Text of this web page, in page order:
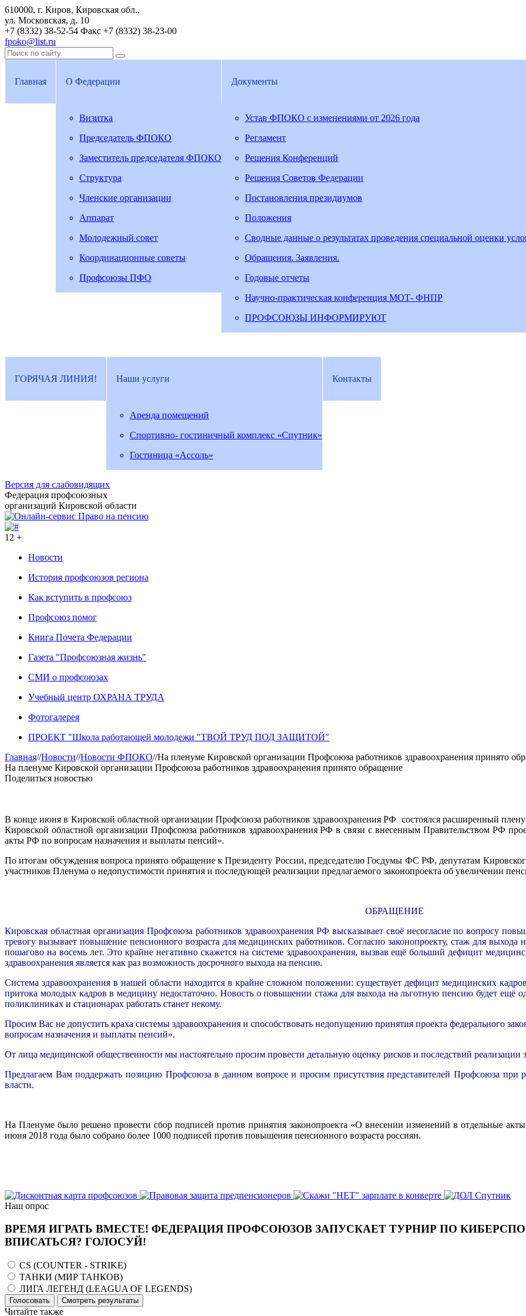
610000, г. Киров, Кировская обл.,
ул. Московская, д. 10
+7 (8332) 38-52-54 Факс +7 (8332) 38-23-00
fpoko@list.ru
Главная О Федерации
Визитка
Председатель ФПОКО
Заместитель председателя ФПОКО
Структура
Членские организации
Аппарат
Молодежный совет
Координационные советы
Профсоюзы ПФО
Документы
Устав ФПОКО с изменениями от 2026 года
Регламент
Решения Конференций
Решения Советов Федерации
Постановления президиумов
Положения
Сводные данные о результатах проведения специальной оценки
Обращения. Заявления.
Годовые отчеты
Научно-практическая конференция МОТ- ФНПР
ПРОФСОЮЗЫ ИНФОРМИРУЮТ
ГОРЯЧАЯ ЛИНИЯ! Наши услуги
Аренда помещений
Спортивно- гостиничный комплекс «Спутник»
Гостиница «Ассоль»
Контакты
Версия для слабовидящих
Федерация профсоюзных
организаций Кировской области
12 +
Новости
История профсоюзов региона
Как вступить в профсоюз
Профсоюз помог
Книга Почета Федерации
Газета "Профсоюзная жизнь"
СМИ о профсоюзах
Учебный центр ОХРАНА ТРУДА
Фотогалерея
ПРОЕКТ "Школа работающей молодежи "ТВОЙ ТРУД ПОД ЗАЩИТОЙ"
Главная//Новости//Новости ФПОКО//На пленуме Кировской организации Профсоюза работников здравоохранения принято
На пленуме Кировской организации Профсоюза работников здравоохранения принято обращение
Поделиться новостью
В конце июня в Кировской областной организации Профсоюза работников здравоохранения РФ состоялся расширенный
Кировской областной организации Профсоюза работников здравоохранения РФ в связи с внесенным Правительством РФ
акты РФ по вопросам назначения и выплаты пенсий».
По итогам обсуждения вопроса принято обращение к Президенту России, председателю Госдумы ФС РФ, депутатам
участников Пленума о недопустимости принятия и последующей реализации предлагаемого законопроекта об увеличении
ОБРАЩЕНИЕ
Кировская областная организация Профсоюза работников здравоохранения РФ высказывает своё несогласие по вопросу
тревогу вызывает повышение пенсионного возраста для медицинских работников. Согласно законопроекту, стаж для
пошагово на восемь лет. Это крайне негативно скажется на системе здравоохранения, вызвав ещё больший дефицит
здравоохранения является как раз возможность досрочного выхода на пенсию.
Система здравоохранения в нашей области находится в крайне сложном положении: существует дефицит медицинских
притока молодых кадров в медицину недостаточно. Новость о повышении стажа для выхода на льготную пенсию будет
поликлиниках и стационарах работать станет некому.
Просим Вас не допустить краха системы здравоохранения и способствовать недопущению принятия проекта федерального
вопросам назначения и выплаты пенсий».
От лица медицинской общественности мы настоятельно просим провести детальную оценку рисков и последствий реализации
Предлагаем Вам поддержать позицию Профсоюза в данном вопросе и просим присутствия представителей Профсоюза при
власти.
На Пленуме было решено провести сбор подписей против принятия законопроекта «О внесении изменений в отдельные
июня 2018 года было собрано более 1000 подписей против повышения пенсионного возраста россиян.
Наш опрос
ВРЕМЯ ИГРАТЬ ВМЕСТЕ! ФЕДЕРАЦИЯ ПРОФСОЮЗОВ ЗАПУСКАЕТ ТУРНИР ПО
ВПИСАТЬСЯ? ГОЛОСУЙ!
CS (COUNTER - STRIKE)
ТАНКИ (МИР ТАНКОВ)
ЛИГА ЛЕГЕНД (LEAGUA OF LEGENDS)
Голосовать Смотреть результаты
Читайте также